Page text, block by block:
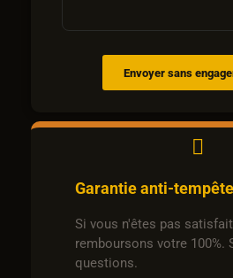
Envoyer sans
Garantie anti-tempête
Si vous n'êtes pas
remboursons votre 100%.
questions.